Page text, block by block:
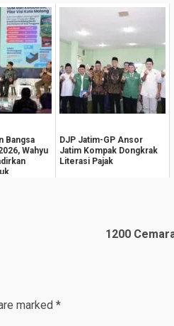
Bangsa
Wahyu
DJP Jatim-GP Ansor
Jatim Kompak Dongkrak
Literasi Pajak
1200
marked *